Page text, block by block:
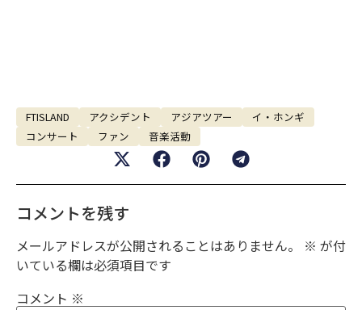
FTISLAND アクシデント アジアツアー
イ・ホンギ
コンサート
ファン 音楽活動
コメントを残す
メールアドレスが公開されることはありません。 ※ が付
いている欄は必須項目です
コメント ※